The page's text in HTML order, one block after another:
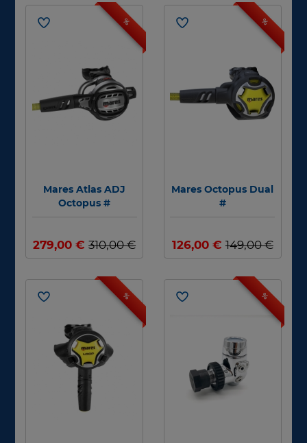
%
Mares Atlas ADJ
Octopus #
279,00 €310,00 €
%
Mares Octopus Dual
#
126,00 €149,00 €
% %